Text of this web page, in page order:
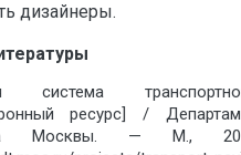
дизайнеры.
система
ресурс] /
Москвы. — М.,